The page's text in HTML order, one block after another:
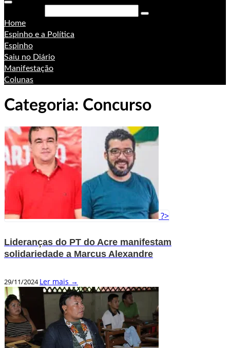
Home
Espinho e a Política
Espinho
Saiu no Diário
Manifestação
Colunas
Categoria: Concurso
?>
Lideranças do PT do Acre manifestam
solidariedade a Marcus Alexandre
29/11/2024Ler mais →